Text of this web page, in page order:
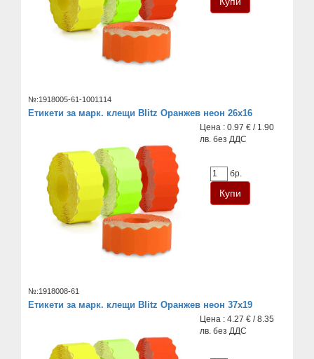
№:1918005-61-1001114
Етикети за марк. клещи Blitz Оранжев неон 26x16
Цена : 0.97 € / 1.90
лв. без ДДС
бр.
№:1918008-61
Етикети за марк. клещи Blitz Оранжев неон 37х19
Цена : 4.27 € / 8.35
лв. без ДДС